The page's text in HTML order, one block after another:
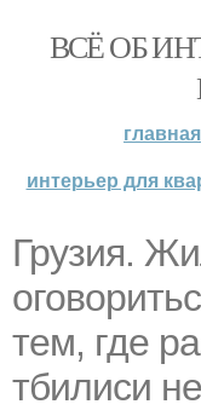
ВСЁ ОБ
главная
интерьер для
Грузия.
тем, где
тбилиси